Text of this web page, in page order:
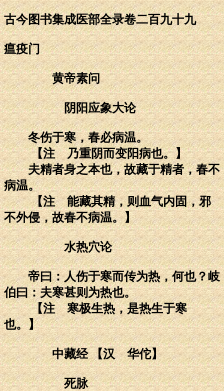
古今图书集成医部全录卷二百九十九
瘟疫门
黄帝素问
阴阳应象大论
冬伤于寒，春必病温。
【注 乃重阴而变阳病也。】
夫精者身之本也，故藏于精者，春不
病温。
【注 能藏其精，则血气内固，邪
不外侵，故春不病温。】
水热穴论
帝曰：人伤于寒而传为热，何也？岐
伯曰：夫寒甚则为热也。
【注 寒极生热，是热生于寒
也。】
中藏经 【汉 华佗】
死脉